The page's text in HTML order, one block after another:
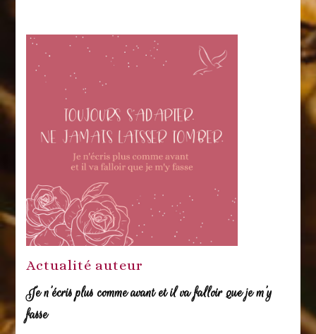
Actualité auteur
Je n’écris plus comme avant et il va falloir que je m’y
fasse